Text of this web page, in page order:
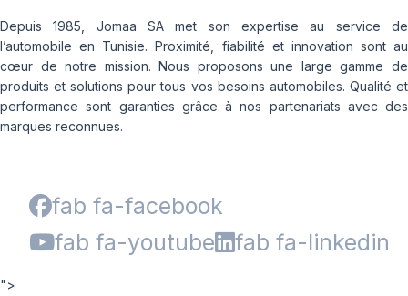
Depuis 1985, Jomaa SA met son expertise au service de
l’automobile en Tunisie. Proximité, fiabilité et innovation sont au
cœur de notre mission. Nous proposons une large gamme de
produits et solutions pour tous vos besoins automobiles. Qualité et
performance sont garanties grâce à nos partenariats avec des
marques reconnues.
fab fa-facebook
fab fa-youtube
fab fa-linkedin
">